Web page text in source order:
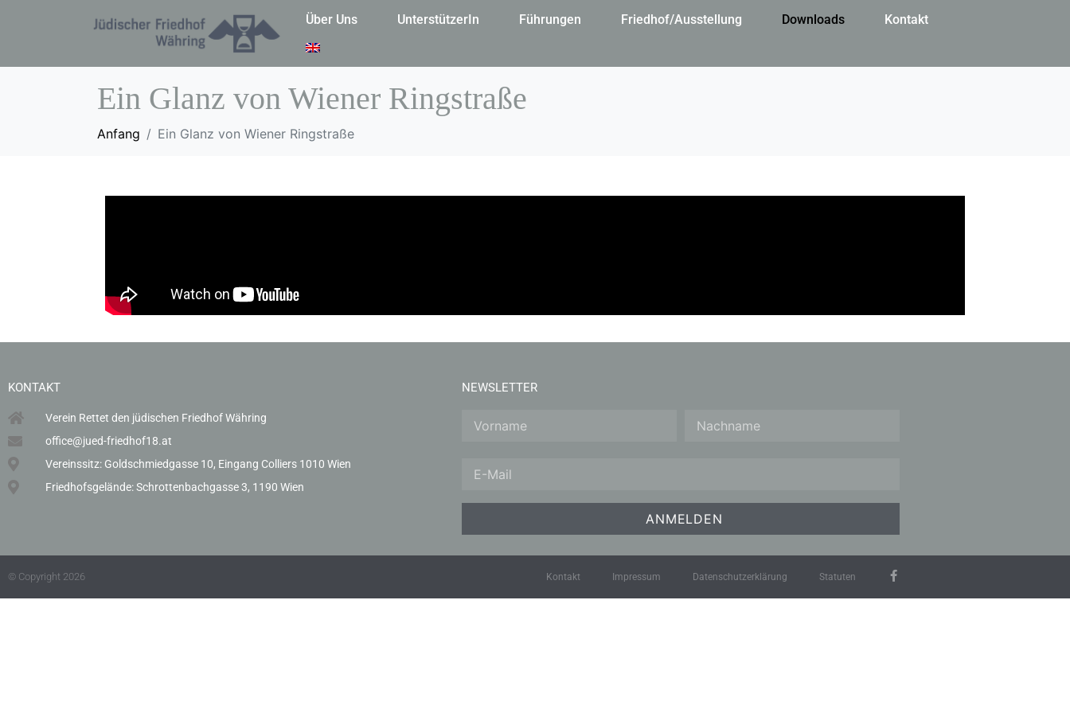
Über Uns UnterstützerIn Führungen Friedhof/Ausstellung Downloads Kontakt
Ein Glanz von Wiener Ringstraße
Anfang Ein Glanz von Wiener Ringstraße
KONTAKT
Verein Rettet den jüdischen Friedhof Währing
office@jued-friedhof18.at
Vereinssitz: Goldschmiedgasse 10, Eingang Colliers 1010 Wien
Friedhofsgelände: Schrottenbachgasse 3, 1190 Wien
NEWSLETTER
© Copyright 2026 Kontakt Impressum Datenschutzerklärung Statuten